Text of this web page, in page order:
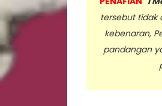
tersebut tidak
kebenaran,
pandangan